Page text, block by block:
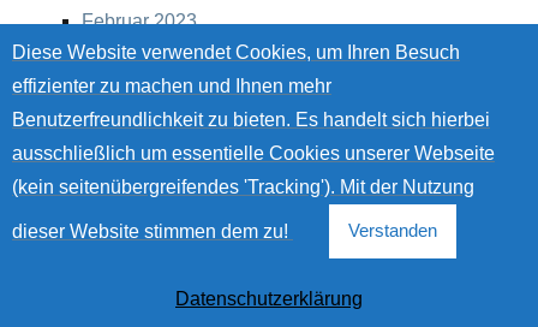
Februar 2023
Januar 2023
Dezember 2022
November 2022
Oktober 2022
September 2022
August 2022
Impressum & Haftungsausschluss
Diese Website verwendet Cookies, um Ihren Besuch
effizienter zu machen und Ihnen mehr
Benutzerfreundlichkeit zu bieten. Es handelt sich hierbei
ausschließlich um essentielle Cookies unserer Webseite
(kein seitenübergreifendes 'Tracking'). Mit der Nutzung
dieser Website stimmen dem zu! Verstanden
Datenschutzerklärung